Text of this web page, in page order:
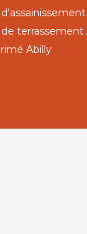
terrassement
Abilly